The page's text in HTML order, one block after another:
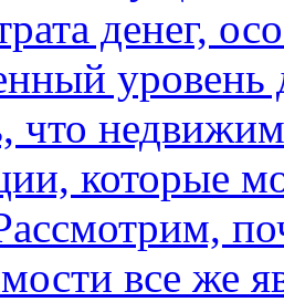
денег,
уровень
что
которые
все же